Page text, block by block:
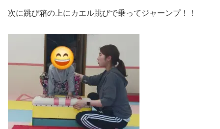
次に跳び箱の上にカエル跳びで乗ってジャーンプ！！